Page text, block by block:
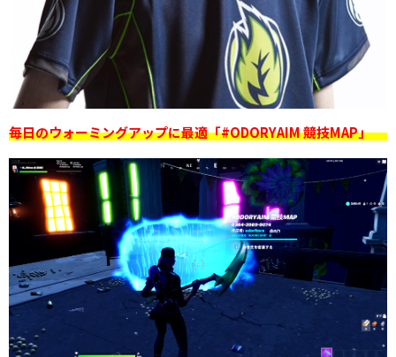
毎日のウォーミングアップに最適「#ODORYAIM 競技MAP」